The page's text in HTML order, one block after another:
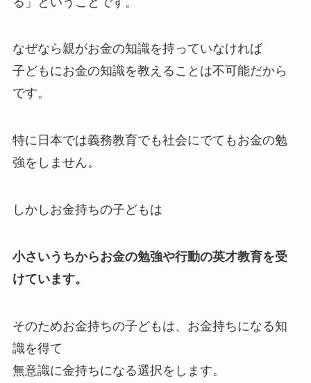
なぜなら親がお金の知識を持っていなければ
子どもにお金の知識を教えることは不可能だから
です。
特に日本では義務教育でも社会にでてもお金の勉
強をしません。
しかしお金持ちの子どもは
小さいうちからお金の勉強や行動の英才教育を受
けています。
そのためお金持ちの子どもは、お金持ちになる知
識を得て
無意識に金持ちになる選択をします。